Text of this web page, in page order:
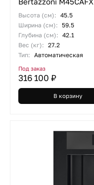
Высота (см): 45.5
Ширина (см): 59.5
Глубина (см): 42.1
Вес (кг): 27.2
Тип: Автоматическая
Под заказ
316 100 ₽
В корзину